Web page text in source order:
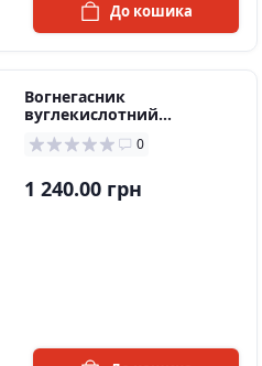
До кошика
Вогнегасник
вуглекислотний
0
1 240.00 грн